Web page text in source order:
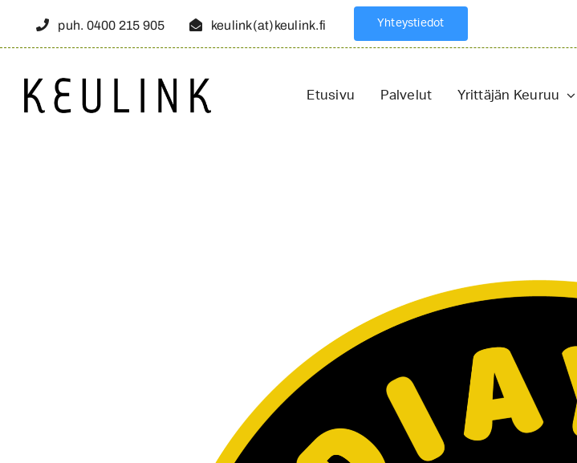
puh. 0400 215 905 keulink(at)keulink.fi Yhteystiedot
Etusivu Palvelut Yrittäjän Keuruu